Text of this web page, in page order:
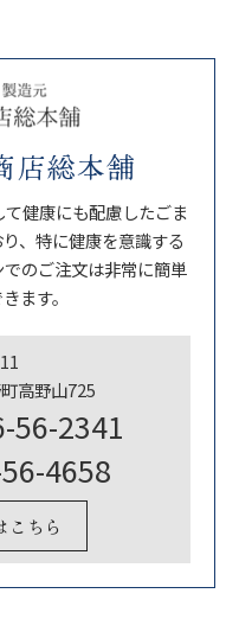
店総本舗
健康にも配慮したごま
、特に健康を意識する
のご注文は非常に簡単
ます。
高野山725
56-2341
4658
こちら